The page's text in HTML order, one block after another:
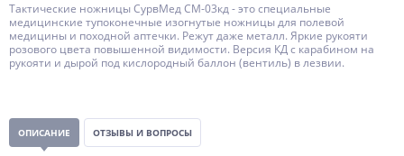
Тактические ножницы СурвМед СМ-03кд - это специальные
медицинские тупоконечные изогнутые ножницы для полевой
медицины и походной аптечки. Режут даже металл. Яркие рукояти
розового цвета повышенной видимости. Версия КД с карабином на
рукояти и дырой под кислородный баллон (вентиль) в лезвии.
ОПИСАНИЕ ОТЗЫВЫ И ВОПРОСЫ